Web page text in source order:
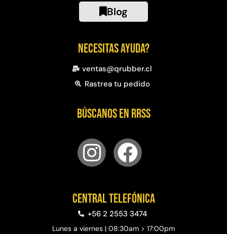
Blog
Necesitas ayuda?
ventas@qrubber.cl
Rastrea tu pedido
Búscanos en RRSS
Central telefónica
+56 2 2553 3474
Lunes a viernes | 08:30am > 17:00pm